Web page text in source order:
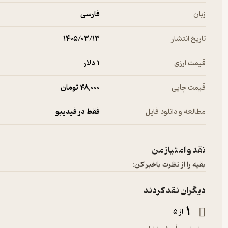
زبان فارسی
تاریخ انتشار ۱۴۰۵/۰۳/۱۳
قیمت ارزی 1 دلار
قیمت چاپی 48,000 تومان
مطالعه و دانلود فایل فقط در فیدیبو
نقد و امتیاز من
بقیه را از نظرت باخبر کن:
دیگران نقد کردند
1 از 5